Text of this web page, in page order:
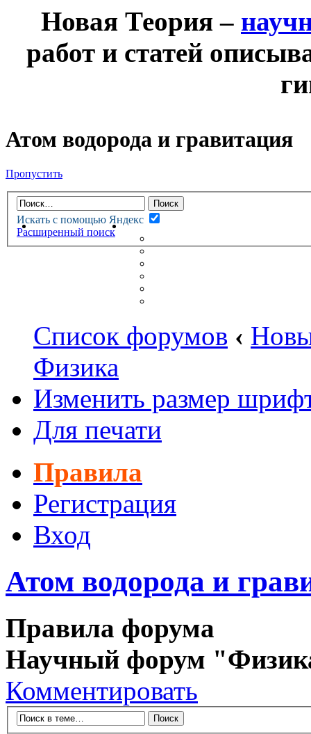
Новая Теория –
работ и статей
Атом водорода и гравитация
Пропустить
Искать с помощью Яндекс
Расширенный поиск
НОВАЯ ТЕОРИЯФОРУМ
НЕПРОЧИТАННЫЕ
Список форумов ‹
Физика
Изменить размер
Для печати
Правила
Регистрация
Вход
Атом водорода и
Правила форума
Научный форум
Комментировать